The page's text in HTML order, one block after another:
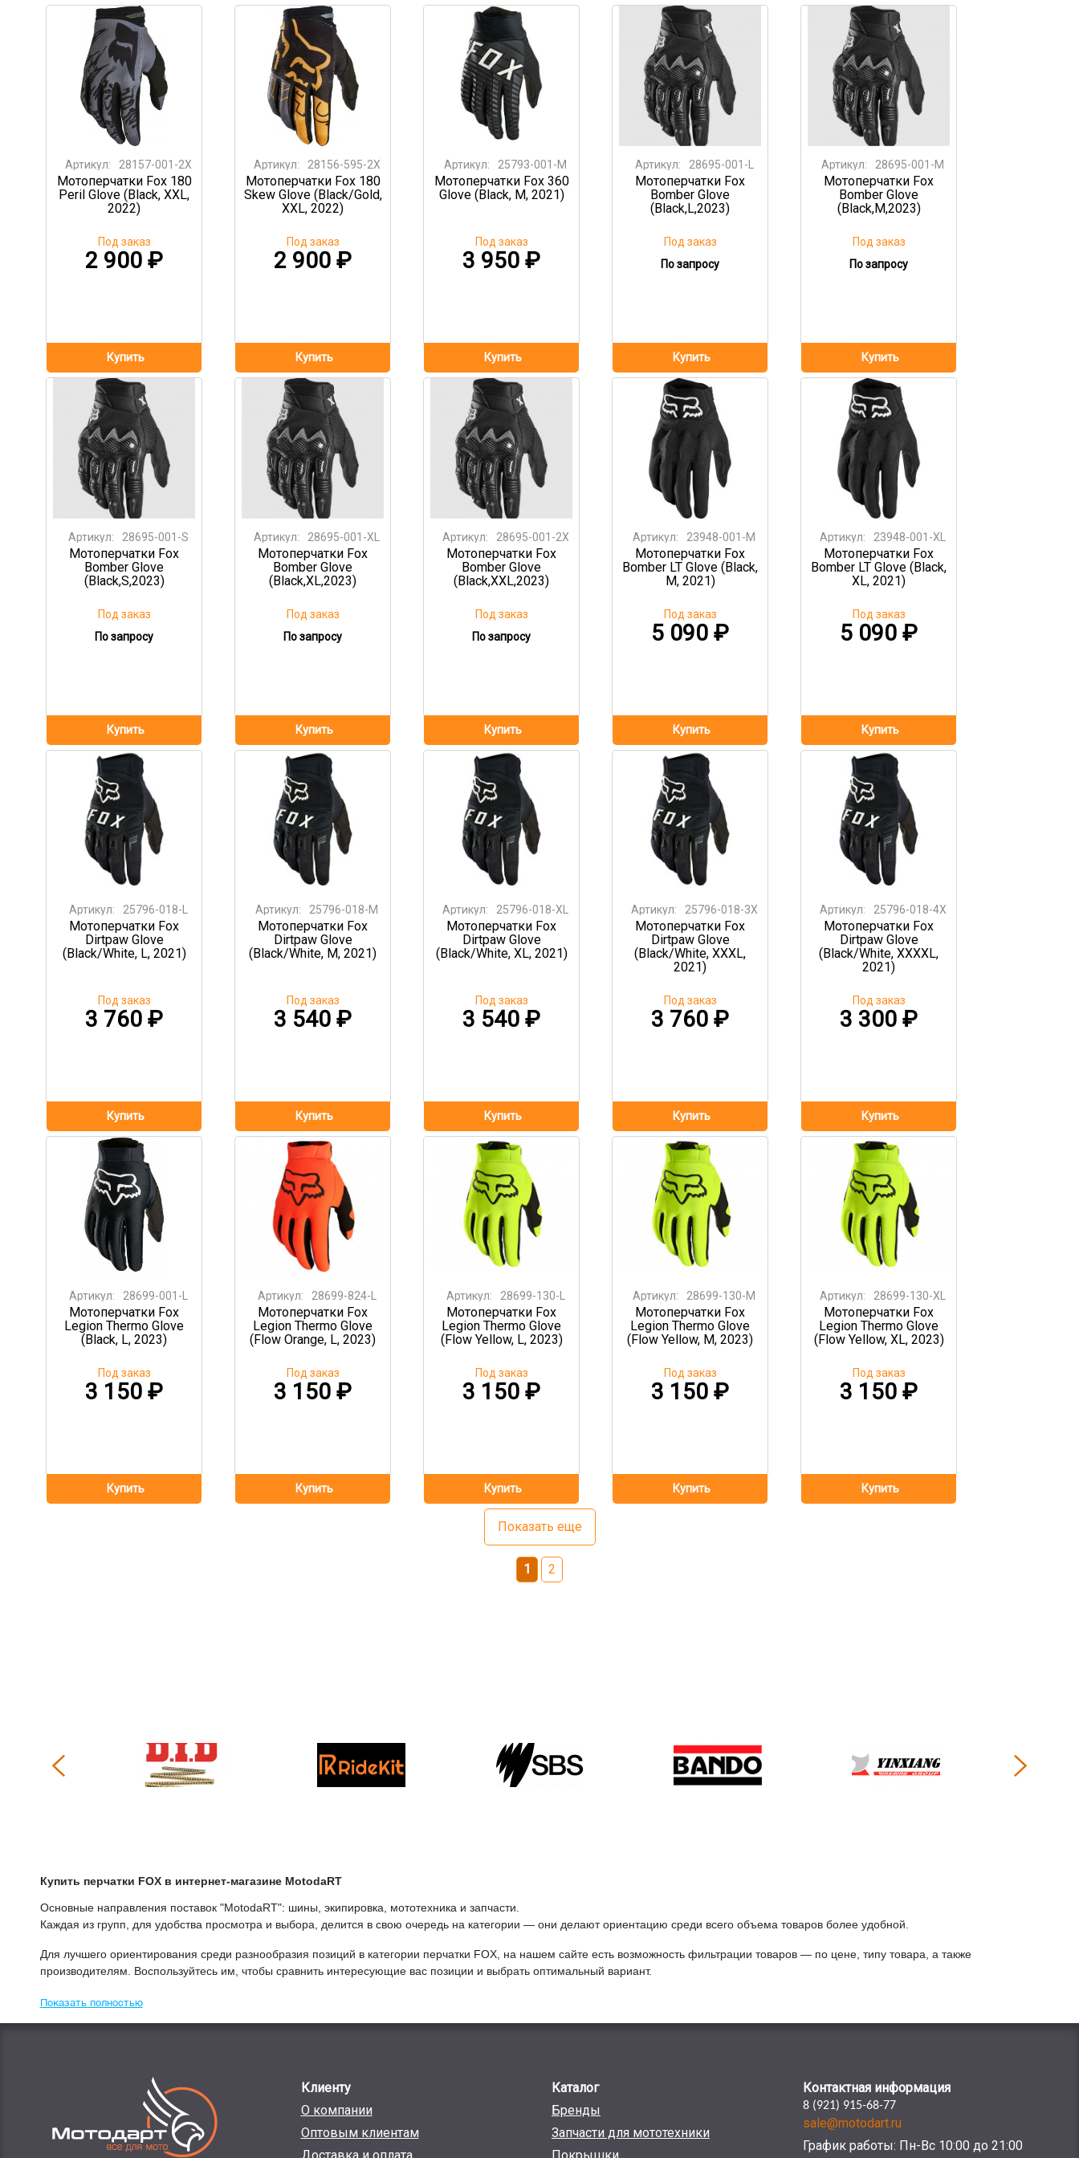
Артикул: 28157-001-2X
Мотоперчатки Fox 180
Peril Glove (Black, XXL,
2022)
2 900 ₽
Под заказ
Артикул: 28156-595-2X
Мотоперчатки Fox 180
Skew Glove (Black/Gold,
XXL, 2022)
2 900 ₽
Под заказ
Артикул: 25793-001-M
Мотоперчатки Fox 360
Glove (Black, M, 2021)
3 950 ₽
Под заказ
Артикул: 28695-001-L
Мотоперчатки Fox
Bomber Glove
(Black,L,2023)
По запросу
Под заказ
Артикул: 28695-001-M
Мотоперчатки Fox
Bomber Glove
(Black,M,2023)
По запросу
Под заказ
Артикул: 28695-001-S
Мотоперчатки Fox
Bomber Glove
(Black,S,2023)
По запросу
Под заказ
Артикул: 28695-001-XL
Мотоперчатки Fox
Bomber Glove
(Black,XL,2023)
По запросу
Под заказ
Артикул: 28695-001-2X
Мотоперчатки Fox
Bomber Glove
(Black,XXL,2023)
По запросу
Под заказ
Артикул: 23948-001-M
Мотоперчатки Fox
Bomber LT Glove (Black,
M, 2021)
5 090 ₽
Под заказ
Артикул: 23948-001-XL
Мотоперчатки Fox
Bomber LT Glove (Black,
XL, 2021)
5 090 ₽
Под заказ
Артикул: 25796-018-L
Мотоперчатки Fox
Dirtpaw Glove
(Black/White, L, 2021)
3 760 ₽
Под заказ
Артикул: 25796-018-M
Мотоперчатки Fox
Dirtpaw Glove
(Black/White, M, 2021)
3 540 ₽
Под заказ
Артикул: 25796-018-XL
Мотоперчатки Fox
Dirtpaw Glove
(Black/White, XL, 2021)
3 540 ₽
Под заказ
Артикул: 25796-018-3X
Мотоперчатки Fox
Dirtpaw Glove
(Black/White, XXXL,
2021)
3 760 ₽
Под заказ
Артикул: 25796-018-4X
Мотоперчатки Fox
Dirtpaw Glove
(Black/White, XXXXL,
2021)
3 300 ₽
Под заказ
Артикул: 28699-001-L
Мотоперчатки Fox
Legion Thermo Glove
(Black, L, 2023)
3 150 ₽
Под заказ
Артикул: 28699-824-L
Мотоперчатки Fox
Legion Thermo Glove
(Flow Orange, L, 2023)
3 150 ₽
Под заказ
Артикул: 28699-130-L
Мотоперчатки Fox
Legion Thermo Glove
(Flow Yellow, L, 2023)
3 150 ₽
Под заказ
Артикул: 28699-130-M
Мотоперчатки Fox
Legion Thermo Glove
(Flow Yellow, M, 2023)
3 150 ₽
Под заказ
Артикул: 28699-130-XL
Мотоперчатки Fox
Legion Thermo Glove
(Flow Yellow, XL, 2023)
3 150 ₽
Под заказ
Показать еще
1 2
Купить Перчатки FOXв интернет-магазине МоtodaRT
Основные направления поставок "МоtodaRT": шины, экипировка, мототехника и запчасти.
Каждая из групп, для удобства просмотра и выбора, делится в свою очередь на категории — они делают ориентацию среди всего объема товаров более удобной.
Для лучшего ориентирования среди разнообразия позиций в категории Перчатки FOX, на нашем сайте есть возможность фильтрации товаров — по цене, типу товара, а также
производителям. Воспользуйтесь им, чтобы сравнить интересующие вас позиции и выбрать оптимальный вариант.
Показать полностью
Клиенту
О компании
Оптовым клиентам
Каталог
Бренды
Запчасти для мототехники
Контактная информация
8 (921) 915-68-77
sale@motodart.ru
График работы: Пн-Вс 10:00 до 21:00